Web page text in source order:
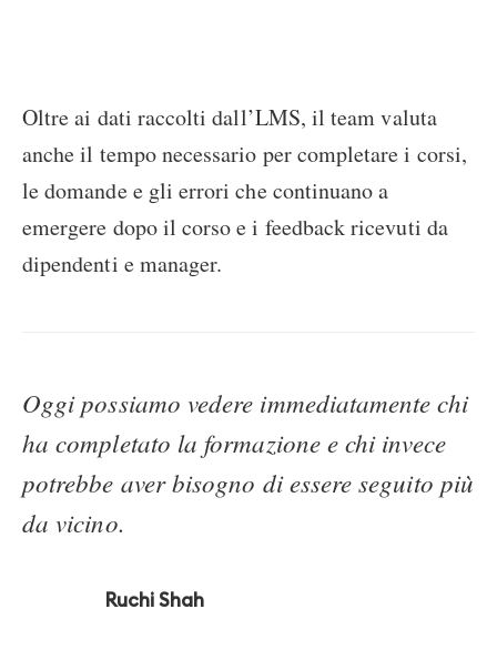
Oltre ai dati raccolti dall’LMS, il team valuta
anche il tempo necessario per completare i corsi,
le domande e gli errori che continuano a
emergere dopo il corso e i feedback ricevuti da
dipendenti e manager.
Oggi possiamo vedere immediatamente chi
ha completato la formazione e chi invece
potrebbe aver bisogno di essere seguito più
da vicino.
Ruchi Shah